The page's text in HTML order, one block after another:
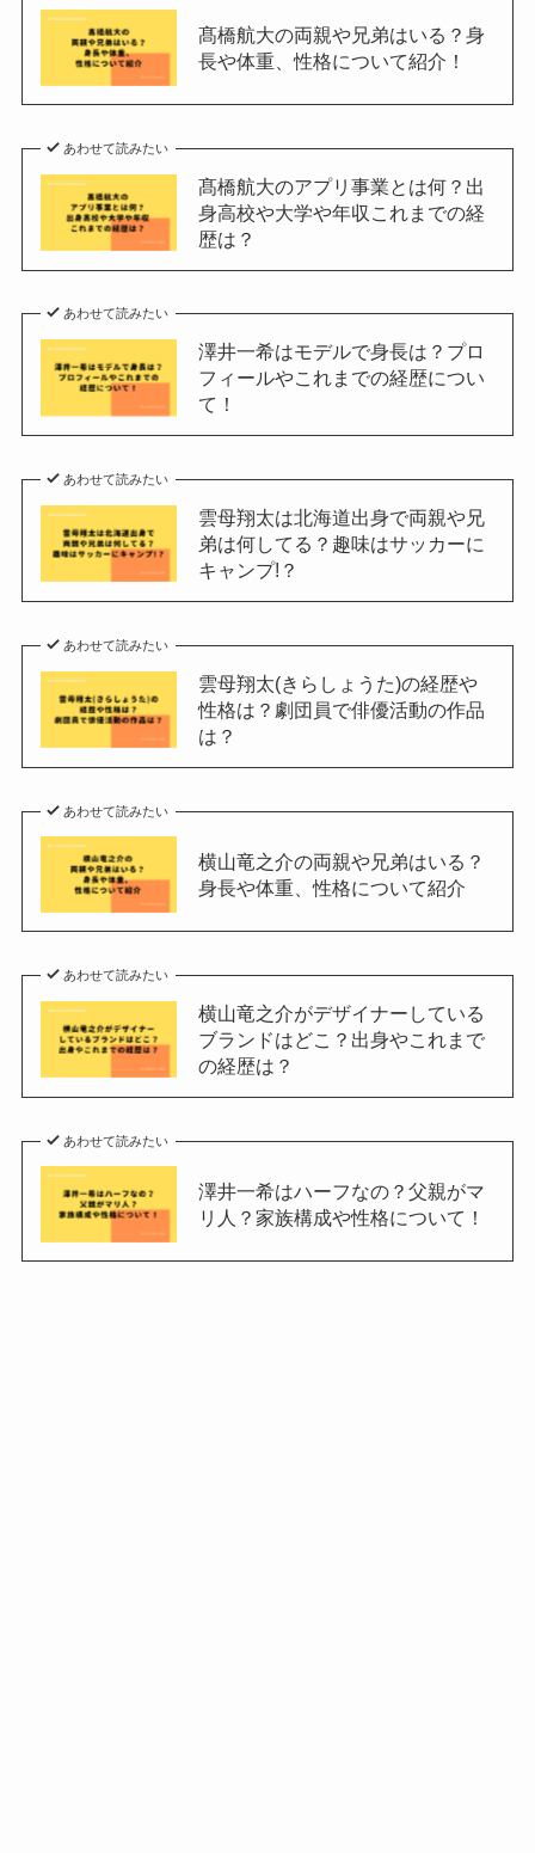
髙橋航大の両親や兄弟はいる？身
長や体重、性格について紹介！
あわせて読みたい
髙橋航大のアプリ事業とは何？出
身高校や大学や年収これまでの経
歴は？
あわせて読みたい
澤井一希はモデルで身長は？プロ
フィールやこれまでの経歴につい
て！
あわせて読みたい
雲母翔太は北海道出身で両親や兄
弟は何してる？趣味はサッカーに
キャンプ!？
あわせて読みたい
雲母翔太(きらしょうた)の経歴や
性格は？劇団員で俳優活動の作品
は？
あわせて読みたい
横山竜之介の両親や兄弟はいる？
身長や体重、性格について紹介
あわせて読みたい
横山竜之介がデザイナーしている
ブランドはどこ？出身やこれまで
の経歴は？
あわせて読みたい
澤井一希はハーフなの？父親がマ
リ人？家族構成や性格について！